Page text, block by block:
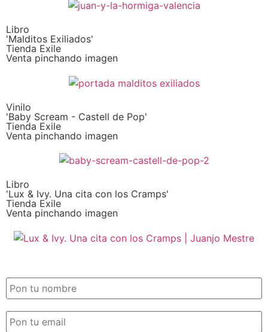
Libro
'Malditos Exiliados'
Tienda Exile
Venta pinchando imagen
Vinilo
'Baby Scream - Castell de Pop'
Tienda Exile
Venta pinchando imagen
Libro
'Lux & Ivy. Una cita con los Cramps'
Tienda Exile
Venta pinchando imagen